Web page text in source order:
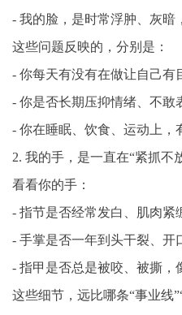
- 我的脸，是时常浮肿、灰暗
这些问题反映的，分别是：
- 你每天有没有在做让自己有
- 你是否长期压抑情绪、不敢
- 你在睡眠、饮食、运动上，
2. 我的手，是一直在“紧抓不
看看你的手：
- 指节是否经常发白、肌肉紧
- 手掌是否一年到头干裂、开
- 指甲是否总是被咬、被撕，
这些细节，远比哪条“事业线